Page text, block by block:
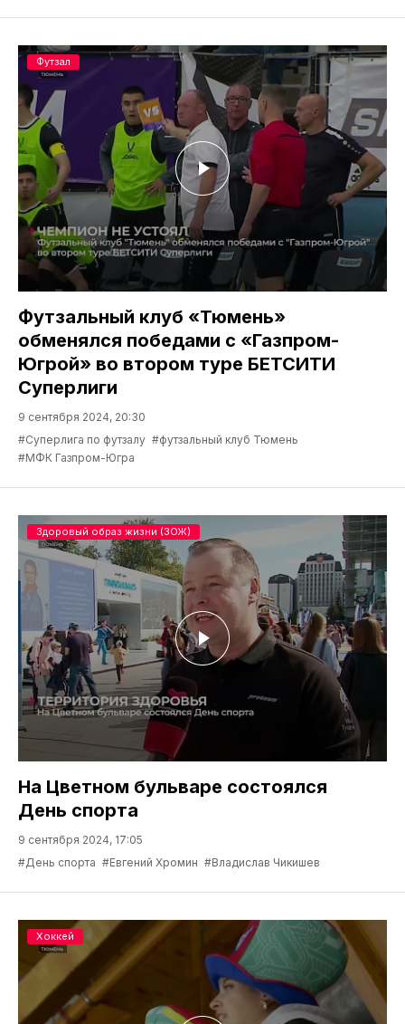
Футзальный клуб «Тюмень»
обменялся победами с «Газпром-
Югрой» во втором туре БЕТСИТИ
Суперлиги
9 сентября 2024, 20:30
#Суперлига по футзалу #футзальный клуб Тюмень
#МФК Газпром-Югра
Футзал
На Цветном бульваре состоялся
День спорта
9 сентября 2024, 17:05
#День спорта #Евгений Хромин #Владислав Чикишев
Здоровый образ жизни (ЗОЖ)
Хоккей